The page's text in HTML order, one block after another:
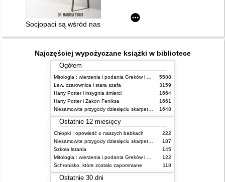
Socjopaci są wśród nas : ludzie bez sumienia kontra reszta
Najczęściej wypożyczane książki w bibliotece
Ogółem
5588
Lew, czarownica i stara szafa
3159
Harry Potter i insygnia śmierci
1664
Harry Potter i Zakon Feniksa
1661
1648
Ostatnie 12 miesięcy
Chłopki : opowieść o naszych babkach
222
187
Szkoła latania
145
122
Schronisko, które zostało zapomniane
118
Ostatnie 30 dni